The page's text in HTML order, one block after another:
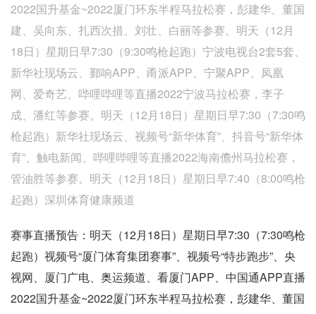
2022国升基金~2022厦门环东半程马拉松赛，彭建华、董国
建、吴向东、扎西次措、刘壮、白丽等参赛。明天（12月
18日）星期日早7:30（9:30鸣枪起跑）宁波电视台2套5套、
新华社现场云、鄞响APP、甬派APP、宁聚APP、凤凰
网、爱奇艺、哔哩哔哩等直播2022宁波马拉松赛，李子
成、潘红等参赛。明天（12月18日）星期日早7:30（7:30鸣
枪起跑）新华社现场云、视频号“新华体育”、抖音号“新华体
育”、触电新闻、哔哩哔哩等直播2022海南儋州马拉松赛，
管油胜等参赛。明天（12月18日）星期日早7:40（8:00鸣枪
起跑）深圳体育健康频道
赛事直播预告：明天（12月18日）星期日早7:30（7:30鸣枪
起跑）视频号“厦门体育集团赛事”、视频号“特步跑步”、央
视网、厦门广电、奥运频道、看厦门APP、中国通APP直播
2022国升基金~2022厦门环东半程马拉松赛，彭建华、董国